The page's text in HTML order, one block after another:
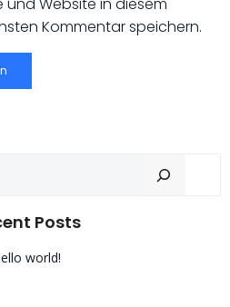
Kommentar speichern.
Posts
world!